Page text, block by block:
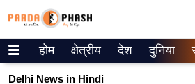
Trending on Google News
होम क्षेत्रीय देश दुनिया
Delhi News in Hindi